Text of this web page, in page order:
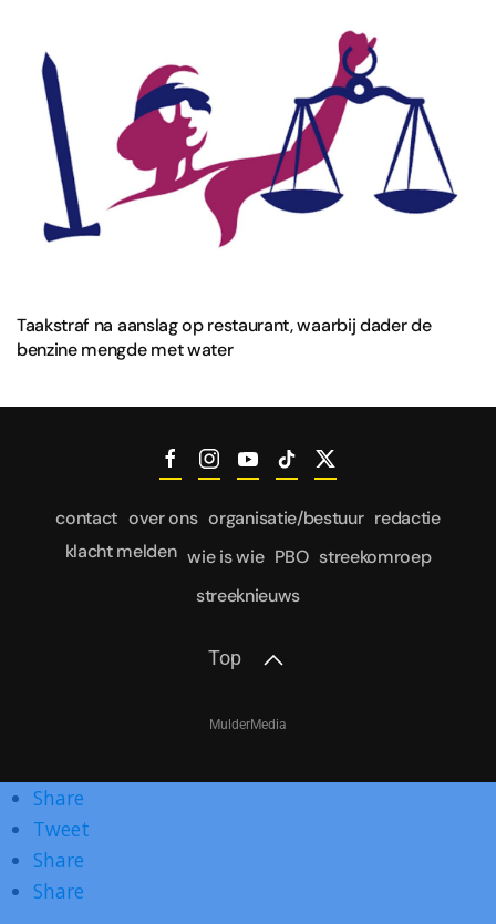
Taakstraf na aanslag op restaurant, waarbij dader de
benzine mengde met water
contact over ons organisatie/bestuur redactie
klacht melden wie is wie PBO streekomroep
streeknieuws
Top
MulderMedia
Share
Tweet
Share
Share